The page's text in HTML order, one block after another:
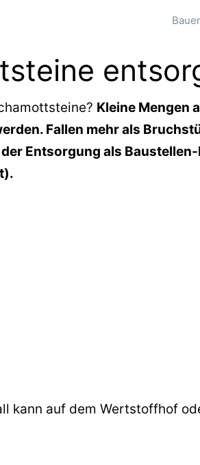
Kleine Mengen
Fallen mehr als
Entsorgung als
kann auf dem Wertstoffhof